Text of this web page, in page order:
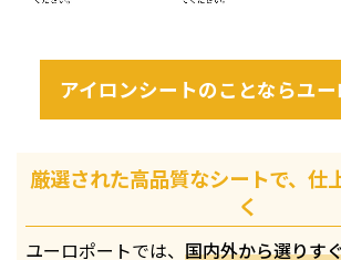
アイロンシートのことならユー
厳選された高品質なシートで、仕
く
ユーロポートでは、国内外から選りす